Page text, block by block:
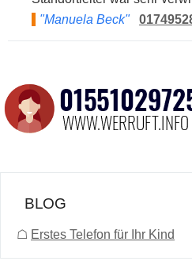
"Manuela Beck"
BLOG
☖ Erstes Telefon für Ihr Kind